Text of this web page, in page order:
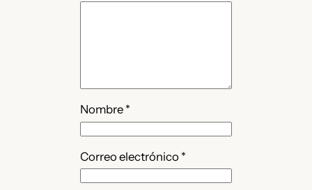
Nombre *
Correo electrónico *